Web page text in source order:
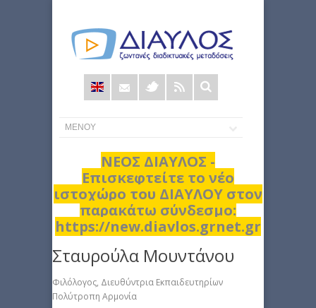
Φόρμα
αναζήτησης
ΝΕΟΣ ΔΙΑΥΛΟΣ -
Επισκεφτείτε το νέο
ιστοχώρο του ΔΙΑΥΛΟΥ στον
παρακάτω σύνδεσμο:
https://new.diavlos.grnet.gr
Σταυρούλα Μουντάνου
Φιλόλογος, Διευθύντρια Εκπαιδευτηρίων
Πολύτροπη Αρμονία